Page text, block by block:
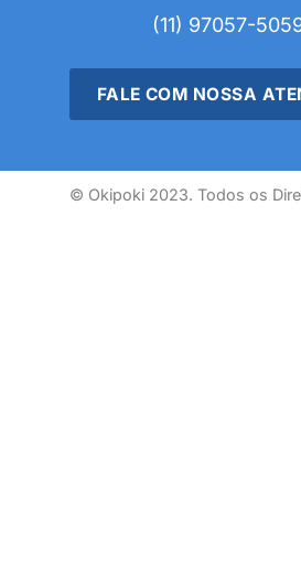
(11) 97057-
FALE COM NOSSA
© Okipoki 2023. Todos os